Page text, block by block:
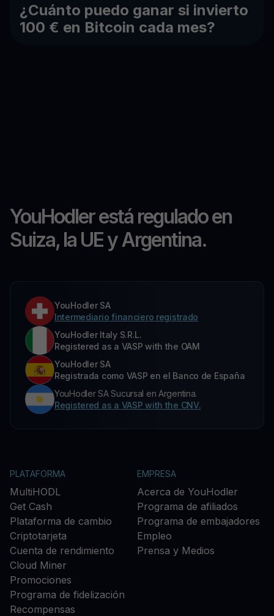
¿Cuánto puedo ganar si invierto
100 € en Bitcoin cada mes?
YouHodler está regulado en
Suiza, la UE y Argentina.
YouHodler SA
Intermediario financiero registrado
YouHodler Italy S.R.L.
Registered as a VASP with the OAM
YouHodler SA
Registrada como VASP en el Banco de España
YouHodler SA Sucursal en Argentina.
Registered as a VASP with the CNV.
PLATAFORMA
MultiHODL
Get Cash
Plataforma de cambio
Criptotarjeta
Cuenta de rendimiento
Cloud Miner
Promociones
Programa de fidelización
Recompensas
EMPRESA
Acerca de YouHodler
Programa de afiliados
Programa de embajadores
Empleo
Prensa y Medios